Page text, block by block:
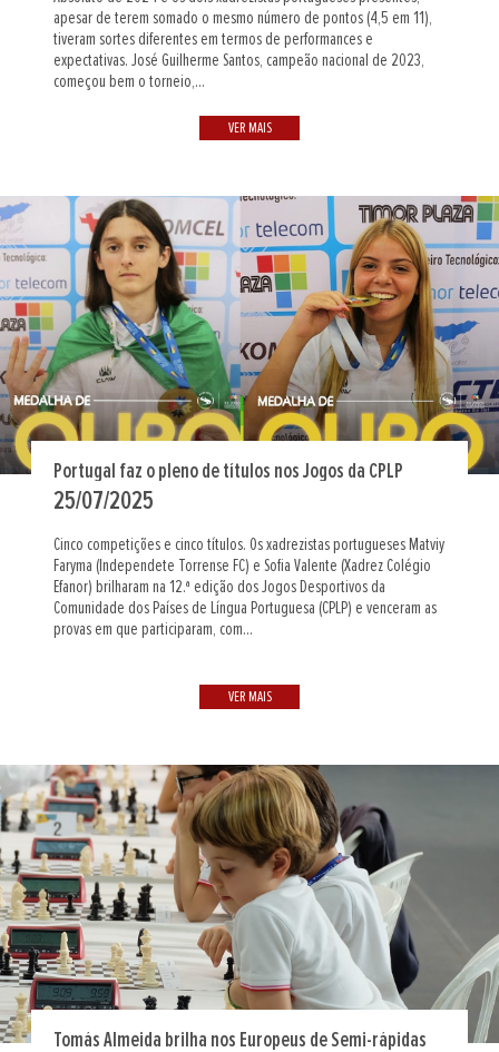
apesar de terem somado o mesmo número de pontos (4,5 em 11),
tiveram sortes diferentes em termos de performances e
expectativas. José Guilherme Santos, campeão nacional de 2023,
começou bem o torneio,...
VER MAIS
Portugal faz o pleno de títulos nos Jogos da CPLP
25/07/2025
Cinco competições e cinco títulos. Os xadrezistas portugueses Matviy
Faryma (Independete Torrense FC) e Sofia Valente (Xadrez Colégio
Efanor) brilharam na 12.ª edição dos Jogos Desportivos da
Comunidade dos Países de Língua Portuguesa (CPLP) e venceram as
provas em que participaram, com...
VER MAIS
Tomás Almeida brilha nos Europeus de Semi-rápidas